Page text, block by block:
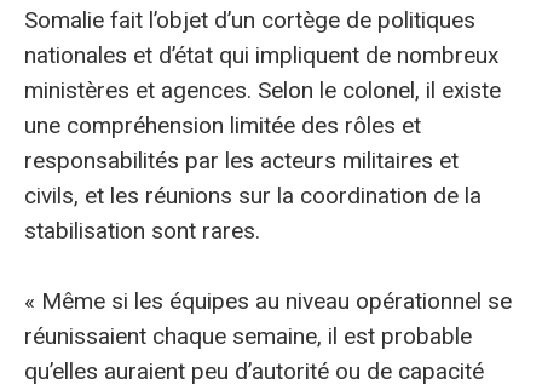
Somalie fait l’objet d’un cortège de politiques
nationales et d’état qui impliquent de nombreux
ministères et agences. Selon le colonel, il existe
une compréhension limitée des rôles et
responsabilités par les acteurs militaires et
civils, et les réunions sur la coordination de la
stabilisation sont rares.
« Même si les équipes au niveau opérationnel se
réunissaient chaque semaine, il est probable
qu’elles auraient peu d’autorité ou de capacité